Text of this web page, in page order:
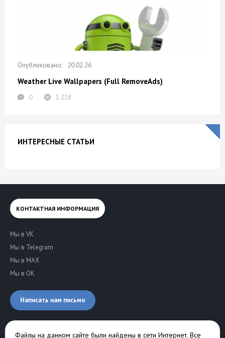
20.02.26
Weather Live Wallpapers (Full RemoveAds)
0 1 218
ИНТЕРЕСНЫЕ СТАТЬИ
КОНТАКТНАЯ ИНФОРМАЦИЯ
Мы в VK
Мы в Telegram
Мы в MAX
Мы в OK
Написать нам письмо
Файлы на данном сайте были найдены в сети Интернет. Все